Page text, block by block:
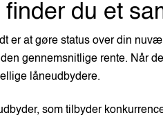
finder du et
er at gøre status over din
gennemsnitlige rente. Når
låneudbydere.
som tilbyder